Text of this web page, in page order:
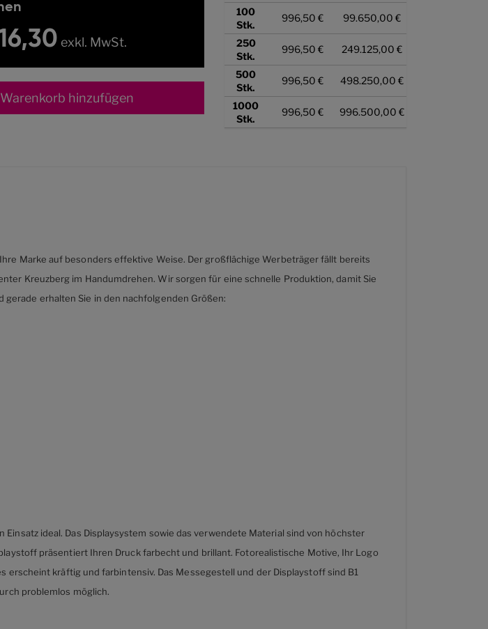
exkl. MwSt.
hinzufügen
100
Stk.
996,50 € 99.650,00 €
250
Stk.
996,50 € 249.125,00 €
500
Stk.
996,50 € 498.250,00 €
1000
Stk.
996,50 € 996.500,00 €
Marke auf besonders effektive Weise. Der großflächige Werbeträger fällt bereits
Kreuzberg im Handumdrehen. Wir sorgen für eine schnelle Produktion, damit Sie
erhalten Sie in den nachfolgenden Größen:
ideal. Das Displaysystem sowie das verwendete Material sind von höchster
präsentiert Ihren Druck farbecht und brillant. Fotorealistische Motive, Ihr Logo
kräftig und farbintensiv. Das Messegestell und der Displaystoff sind B1
problemlos möglich.